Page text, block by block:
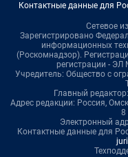
Контактные данные для
Сетевое
Зарегистрировано
информационных
(Роскомнадзор).
регистрации - ЭЛ
Учредитель: Общество с
Главный
Адрес редакции: Россия,
8
Электронный
Контактные данные для